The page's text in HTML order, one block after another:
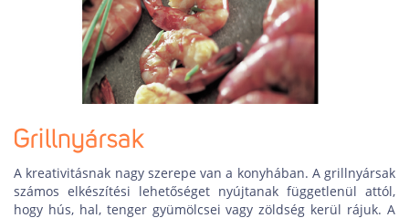
Grillnyársak
A kreativitásnak nagy szerepe van a konyhában. A grillnyársak
számos elkészítési lehetőséget nyújtanak függetlenül attól,
hogy hús, hal, tenger gyümölcsei vagy zöldség kerül rájuk. A